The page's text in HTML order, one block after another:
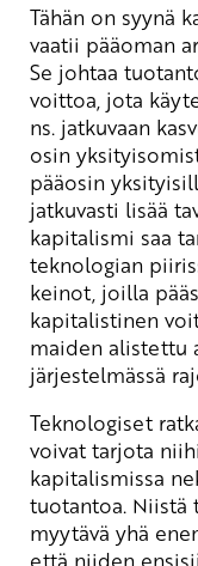
Tähän on syynä
vaatii pääoman
Se johtaa
voittoa, jota
ns. jatkuvaan
osin
pääosin
jatkuvasti lisää
kapitalismi saa
teknologian
keinot, joilla
kapitalistinen
maiden alistettu
järjestelmässä
Teknologiset
voivat tarjota
kapitalismissa
tuotantoa. Niistä
myytävä yhä
että niiden